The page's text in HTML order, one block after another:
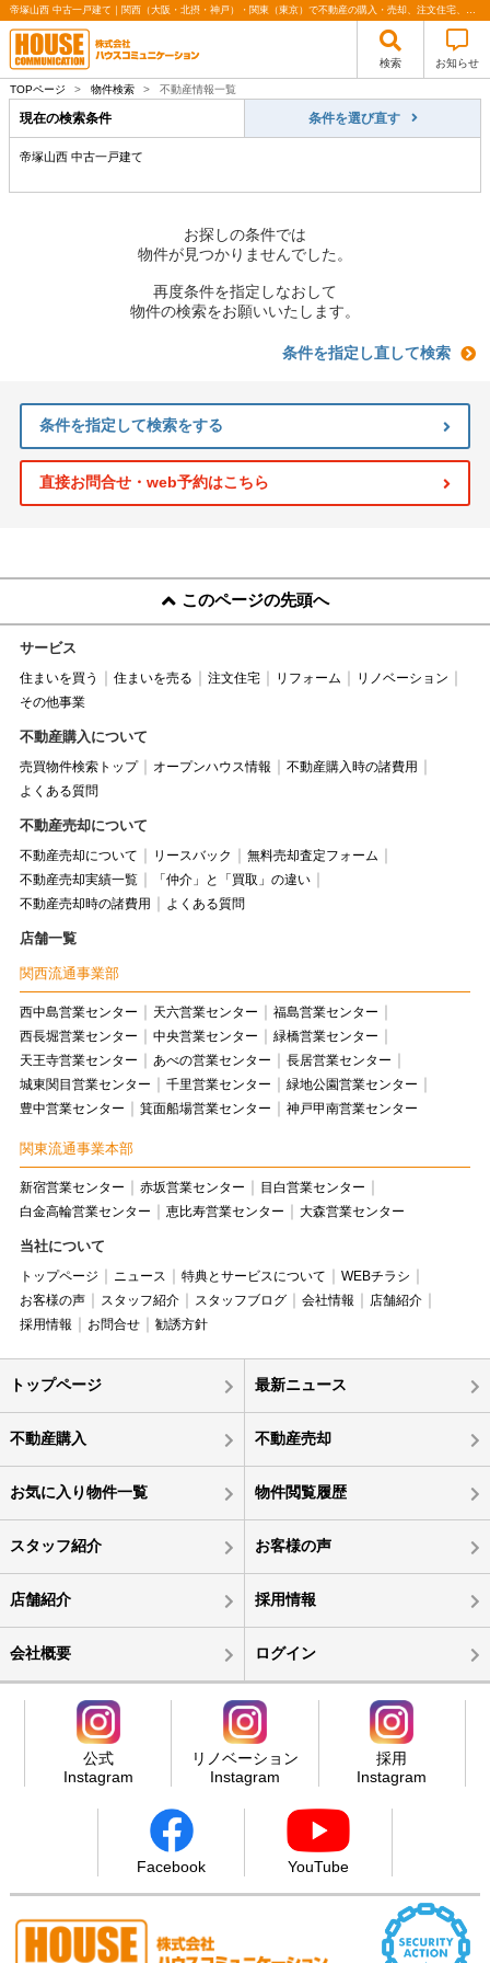
帝塚山西 中古一戸建て｜関西（大阪・北摂・神戸）・関東（東京）で不動産の購入・売却、注文住宅、リノベーションの事なら株式会社ハウスコミュニケーション
検索 お知らせ
TOPページ > 物件検索 > 不動産情報一覧
現在の検索条件 条件を選び直す
帝塚山西 中古一戸建て
お探しの条件では
物件が見つかりませんでした。
再度条件を指定しなおして
物件の検索をお願いいたします。
条件を指定し直して検索
条件を指定して検索をする
直接お問合せ・web予約はこちら
このページの先頭へ
サービス
住まいを買う 住まいを売る 注文住宅 リフォーム
リノベーション
その他事業
不動産購入について
売買物件検索トップ オープンハウス情報
不動産購入時の諸費用
よくある質問
不動産売却について
不動産売却について リースバック
無料売却査定フォーム
不動産売却実績一覧
「仲介」と「買取」の違い
不動産売却時の諸費用
よくある質問
店舗一覧
関西流通事業部
西中島営業センター 天六営業センター
福島営業センター
西長堀営業センター
中央営業センター
緑橋営業センター
天王寺営業センター
あべの営業センター
長居営業センター
城東関目営業センター
千里営業センター
緑地公園営業センター
豊中営業センター
箕面船場営業センター 神戸甲南営業センター
関東流通事業本部
新宿営業センター 赤坂営業センター
目白営業センター
白金高輪営業センター
恵比寿営業センター 大森営業センター
当社について
トップページ ニュース 特典とサービスについて
WEBチラシ
お客様の声
スタッフ紹介 スタッフブログ 会社情報
店舗紹介
採用情報
お問合せ 勧誘方針
トップページ 最新ニュース
不動産購入 不動産売却
お気に入り物件一覧 物件閲覧履歴
スタッフ紹介 お客様の声
店舗紹介 採用情報
会社概要 ログイン
公式
Instagram
リノベーション
Instagram
採用
Instagram
Facebook YouTube